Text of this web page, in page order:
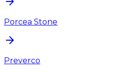
Porcea Stone
Preverco